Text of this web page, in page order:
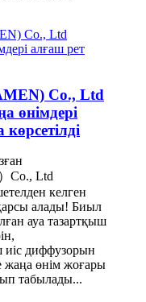
Co., Ltd
өнімдері
Co., Ltd
келген
алады! Биыл
ауа тазартқыш
диффузорын
өнім жоғары
табылады...